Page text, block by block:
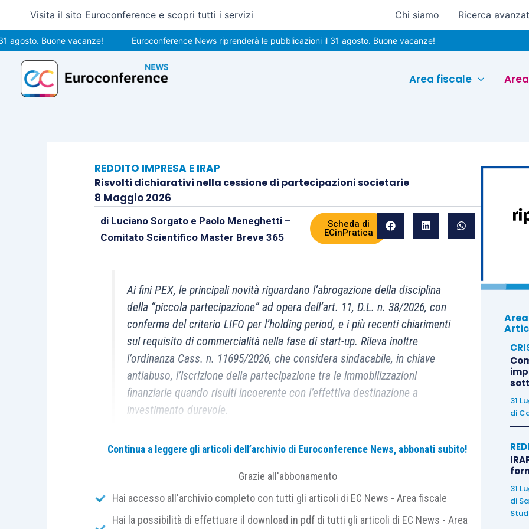
contenuto
Visita il sito Euroconference e scopri tutti i servizi Chi siamo Ricerca
Buone vacanze! Euroconference News riprenderà le pubblicazioni il 31 agosto. Buone vacanze!
Area fiscale
REDDITO IMPRESA E IRAP
Risvolti dichiarativi nella cessione di partecipazioni societarie
8 Maggio 2026
di Luciano Sorgato e Paolo Meneghetti –
Comitato Scientifico Master Breve 365
Scheda di
ECinPratica
Ai fini PEX, le principali novità riguardano l’abrogazione della disciplina
della “piccola partecipazione” ad opera dell’art. 11, D.L. n. 38/2026, con
conferma del criterio LIFO per l’holding period, e i più recenti chiarimenti
sul requisito di commercialità nella fase di start-up. Rileva inoltre
l’ordinanza Cass. n. 11695/2026, che considera sindacabile, in chiave
antiabuso, l’iscrizione della partecipazione tra le immobilizzazioni
finanziarie quando risulti incoerente con l’effettiva destinazione a
investimento durevole.
Ai fini dell’applicazione dell’esenzione PEX, in caso di cessione di partecipazione
societaria, risulta fondamentale il rispetto dei noti 4 requisiti che trovano collocazione
Continua a leggere gli articoli dell’archivio di Euroconference News, abbonati subito!
Grazie all'abbonamento
Hai accesso all'archivio completo con tutti gli articoli di EC News - Area fiscale
Hai la possibilità di effettuare il download in pdf di tutti gli articoli di EC News - Area
31
di
31
di